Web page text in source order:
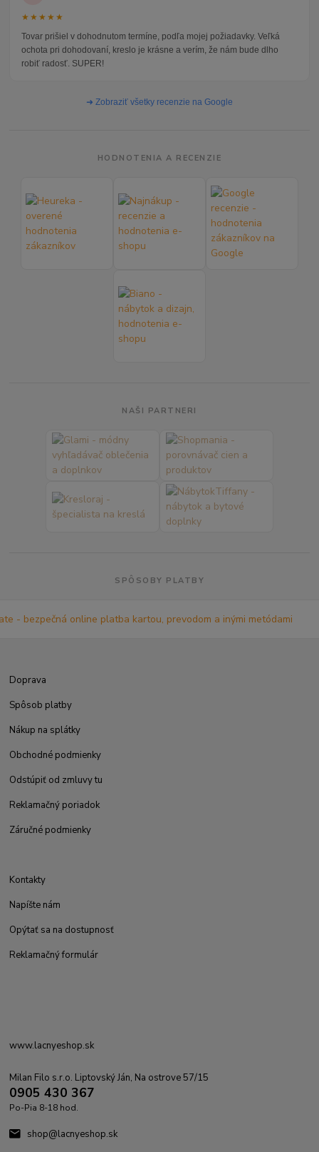
★★★★★
Tovar prišiel v dohodnutom termíne, podľa mojej požiadavky. Veľká
ochota pri dohodovaní, kreslo je krásne a verím, že nám bude dlho
robiť radosť. SUPER!
➜ Zobraziť všetky recenzie na Google
HODNOTENIA A RECENZIE
NAŠI PARTNERI
SPÔSOBY PLATBY
Doprava
Spôsob platby
Nákup na splátky
Obchodné podmienky
Odstúpiť od zmluvy tu
Reklamačný poriadok
Záručné podmienky
Kontakty
Napíšte nám
Opýtať sa na dostupnosť
Reklamačný formulár
www.lacnyeshop.sk
Milan Filo s.r.o. Liptovský Ján, Na ostrove 57/15
0905 430 367
Po-Pia 8-18 hod.
shop@lacnyeshop.sk